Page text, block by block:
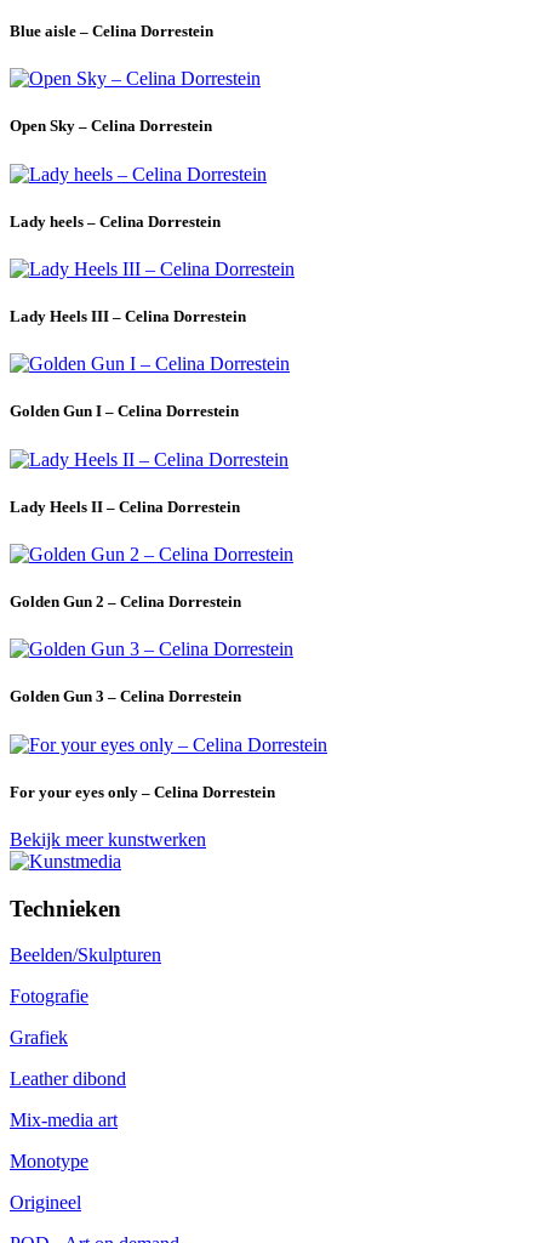
Blue aisle – Celina Dorrestein
Open Sky – Celina Dorrestein
Lady heels – Celina Dorrestein
Lady Heels III – Celina Dorrestein
Golden Gun I – Celina Dorrestein
Lady Heels II – Celina Dorrestein
Golden Gun 2 – Celina Dorrestein
Golden Gun 3 – Celina Dorrestein
For your eyes only – Celina Dorrestein
Bekijk meer kunstwerken
Technieken
Beelden/Skulpturen
Fotografie
Grafiek
Leather dibond
Mix-media art
Monotype
Origineel